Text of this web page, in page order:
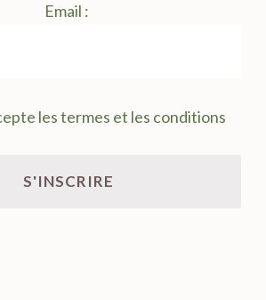
Email :
les termes et les conditions